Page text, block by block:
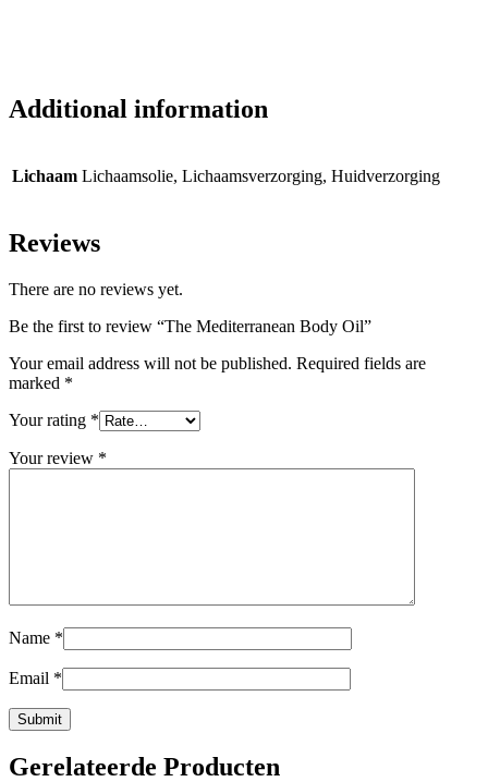
Additional information
Lichaam Lichaamsolie, Lichaamsverzorging, Huidverzorging
Reviews
There are no reviews yet.
Be the first to review “The Mediterranean Body Oil”
Your email address will not be published. Required fields are
marked *
Your rating *
Your review *
Name *
Email *
Gerelateerde Producten